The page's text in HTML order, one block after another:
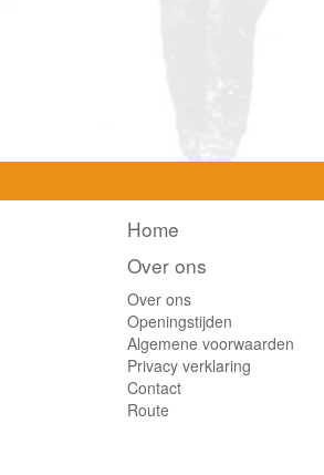
Home
Over ons
Over ons
Openingstijden
Algemene voorwaarden
Privacy verklaring
Contact
Route